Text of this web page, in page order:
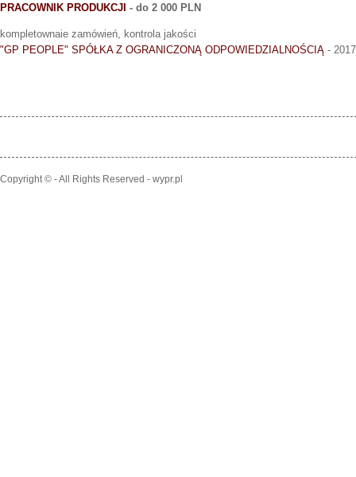
PRACOWNIK PRODUKCJI - do 2 000 PLN
kompletownaie zamówień, kontrola jakości
"GP PEOPLE" SPÓŁKA Z OGRANICZONĄ ODPOWIEDZIALNOŚCIĄ -
Copyright © - All Rights Reserved - wypr.pl